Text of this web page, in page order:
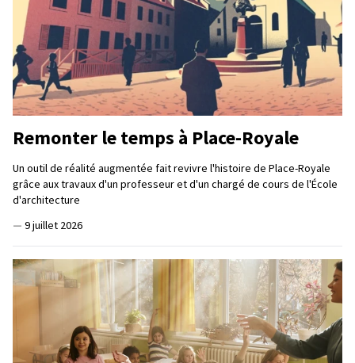
Remonter le temps à Place-Royale
Un outil de réalité augmentée fait revivre l'histoire de Place-Royale
grâce aux travaux d'un professeur et d'un chargé de cours de l'École
d'architecture
— 9 juillet 2026